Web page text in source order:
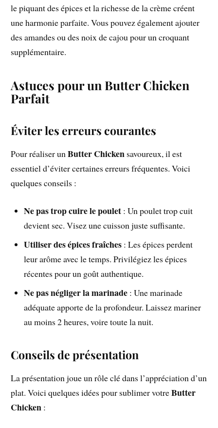
le piquant des épices et la richesse de la crème créent
une harmonie parfaite. Vous pouvez également ajouter
des amandes ou des noix de cajou pour un croquant
supplémentaire.
Astuces pour un Butter Chicken
Parfait
Éviter les erreurs courantes
Pour réaliser unButter Chicken savoureux, il est
essentiel d’éviter certaines erreurs fréquentes. Voici
quelques conseils :
Ne pas trop cuire le poulet : Un poulet trop cuit
devient sec. Visez une cuisson juste suffisante.
Utiliser des épices fraîches : Les épices perdent
leur arôme avec le temps. Privilégiez les épices
récentes pour un goût authentique.
Ne pas négliger la marinade : Une marinade
adéquate apporte de la profondeur. Laissez mariner
au moins 2 heures, voire toute la nuit.
Conseils de présentation
La présentation joue un rôle clé dans l’appréciation d’un
plat. Voici quelques idées pour sublimer votreButter
Chicken :